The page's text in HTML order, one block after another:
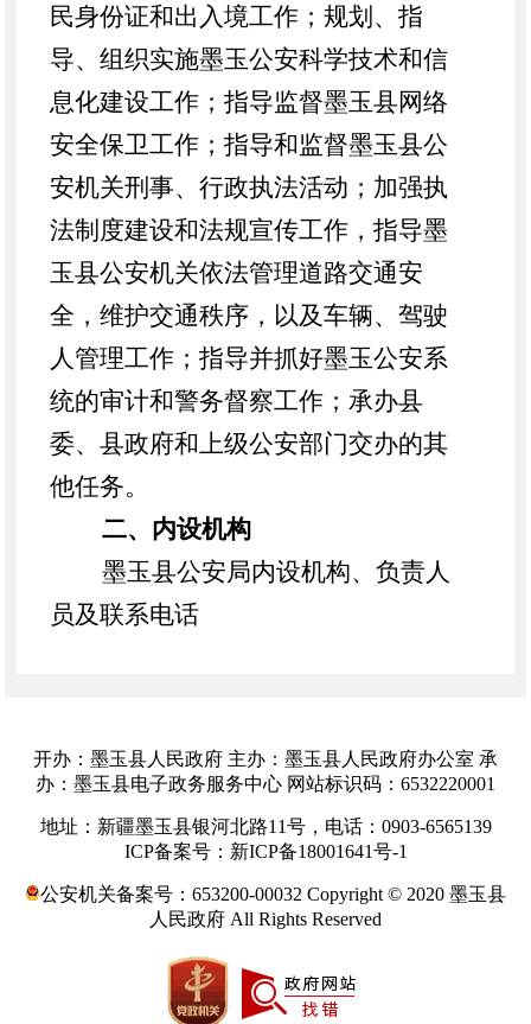
民身份证和出入境工作；规划、指
导、组织实施墨玉公安科学技术和信
息化建设工作；指导监督墨玉县网络
安全保卫工作；指导和监督墨玉县公
安机关刑事、行政执法活动；加强执
法制度建设和法规宣传工作，指导墨
玉县公安机关依法管理道路交通安
全，维护交通秩序，以及车辆、驾驶
人管理工作；指导并抓好墨玉公安系
统的审计和警务督察工作；承办县
委、县政府和上级公安部门交办的其
他任务。
二、内设机构
墨玉县公安局内设机构、负责人
员及联系电话
政工科负责人： 曾晓军
联系电话：0903—6513530
警务督察大队负责人： 买合木提
·买买提 联系电话：0903—6591234
治安大队负责人： 田亚军
联系电话：0903—6565021
交通管理大队负责人： 龙会明
开办：墨玉县人民政府 主办：墨玉县人民政府办公室 承
办：墨玉县电子政务服务中心 网站标识码：6532220001
地址：新疆墨玉县银河北路11号，电话：0903-6565139
ICP备案号：新ICP备18001641号-1
公安机关备案号：653200-00032 Copyright © 2020 墨玉县
人民政府 All Rights Reserved